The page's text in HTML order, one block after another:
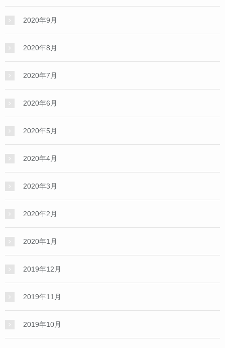
2020年9月
2020年8月
2020年7月
2020年6月
2020年5月
2020年4月
2020年3月
2020年2月
2020年1月
2019年12月
2019年11月
2019年10月